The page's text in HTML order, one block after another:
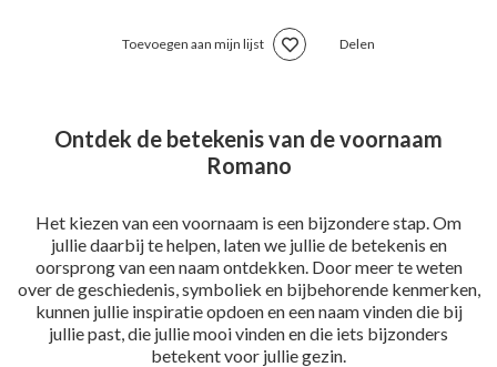
Toevoegen aan mijn lijst Delen
Ontdek de betekenis van de voornaam
Romano
Het kiezen van een voornaam is een bijzondere stap. Om
jullie daarbij te helpen, laten we jullie de betekenis en
oorsprong van een naam ontdekken. Door meer te weten
over de geschiedenis, symboliek en bijbehorende kenmerken,
kunnen jullie inspiratie opdoen en een naam vinden die bij
jullie past, die jullie mooi vinden en die iets bijzonders
betekent voor jullie gezin.